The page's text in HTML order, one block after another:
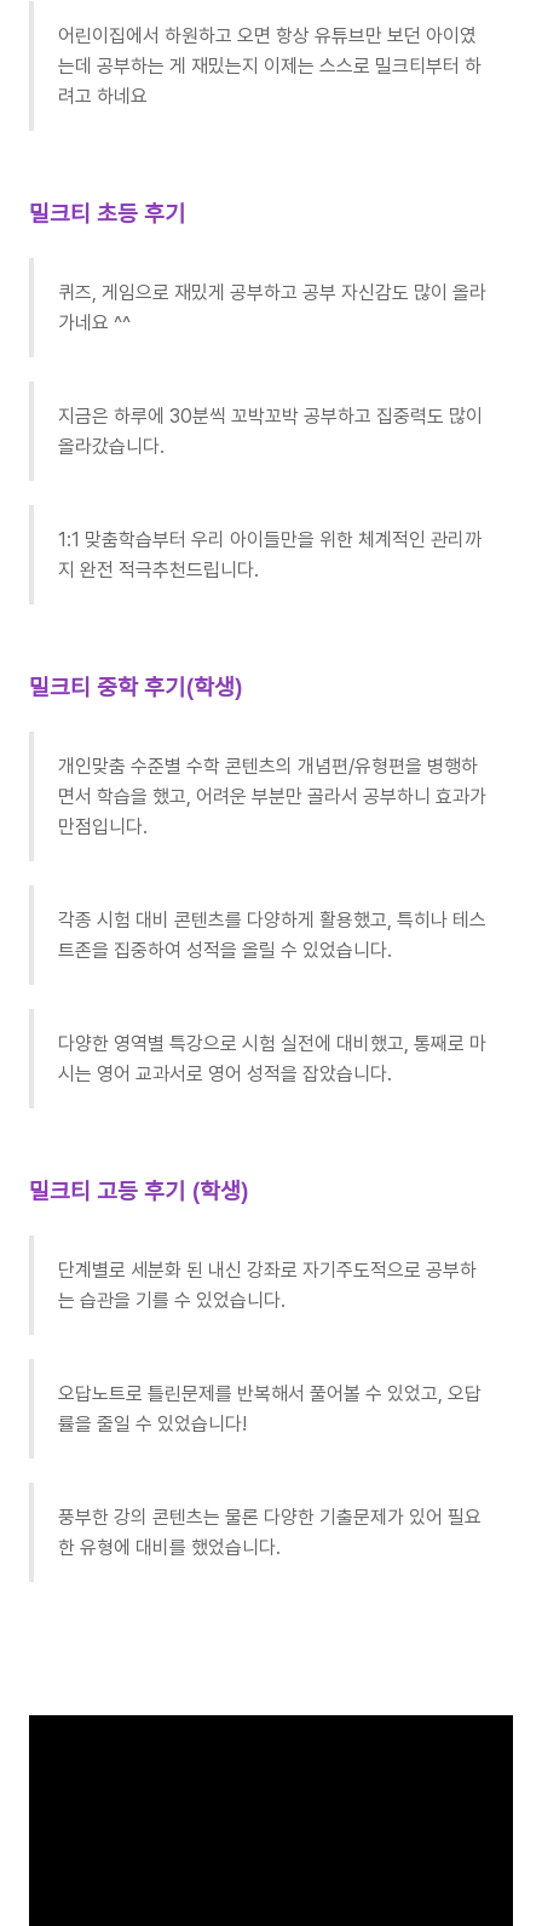
어린이집에서 하원하고 오면 항상 유튜브만 보던 아이였
는데 공부하는 게 재밌는지 이제는 스스로 밀크티부터 하
려고 하네요
밀크티 초등 후기
퀴즈, 게임으로 재밌게 공부하고 공부 자신감도 많이 올라
가네요 ^^
지금은 하루에 30분씩 꼬박꼬박 공부하고 집중력도 많이
올라갔습니다.
1:1 맞춤학습부터 우리 아이들만을 위한 체계적인 관리까
지 완전 적극추천드립니다.
밀크티 중학 후기(학생)
개인맞춤 수준별 수학 콘텐츠의 개념편/유형편을 병행하
면서 학습을 했고, 어려운 부분만 골라서 공부하니 효과가
만점입니다.
각종 시험 대비 콘텐츠를 다양하게 활용했고, 특히나 테스
트존을 집중하여 성적을 올릴 수 있었습니다.
다양한 영역별 특강으로 시험 실전에 대비했고, 통째로 마
시는 영어 교과서로 영어 성적을 잡았습니다.
밀크티 고등 후기 (학생)
단계별로 세분화 된 내신 강좌로 자기주도적으로 공부하
는 습관을 기를 수 있었습니다.
오답노트로 틀린문제를 반복해서 풀어볼 수 있었고, 오답
률을 줄일 수 있었습니다!
풍부한 강의 콘텐츠는 물론 다양한 기출문제가 있어 필요
한 유형에 대비를 했었습니다.